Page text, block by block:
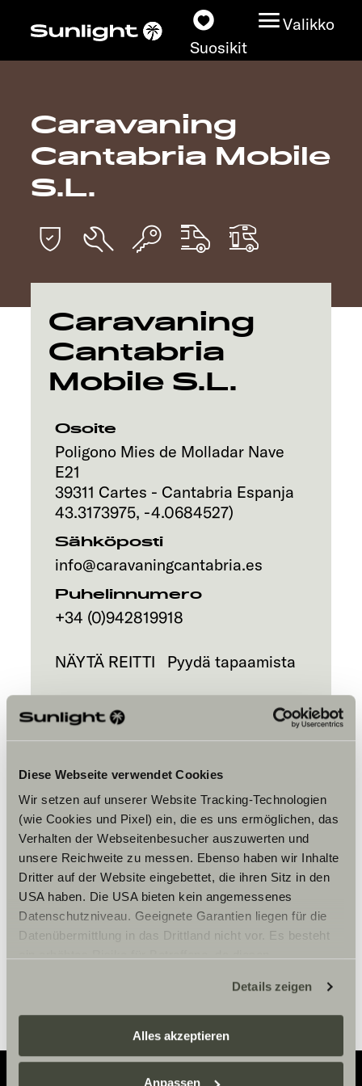
Diese Webseite verwendet Cookies
Wir setzen auf unserer Website Tracking-Technologien
(wie Cookies und Pixel) ein, die es uns ermöglichen, das
Verhalten der Webseitenbesucher auszuwerten und
unsere Reichweite zu messen. Ebenso haben wir Inhalte
Dritter auf der Website eingebettet, die ihren Sitz in den
USA haben. Die USA bieten kein angemessenes
Datenschutzniveau. Geeignete Garantien liegen für die
Datenübermittlung in das Drittland nicht vor. Es besteht
zustehen. Eingesetzte Dienstleister können Daten für
eigene Zwecke verarbeiten und mit anderen Daten
zusammenführen. Weitere Informationen finden Sie hier:
Datenschutzerklärung
Details zeigen
Alles akzeptieren
Anpassen
Suosikit
Valikko
Matkailuautot
Konfiguraattori
Löydä oma Sunlightisi
Tutustu
Lisätietoja
Caravaning
Cantabria Mobile
S.L.
Caravaning
Cantabria
Mobile S.L.
Osoite
Poligono Mies de Molladar Nave
E21
39311 Cartes - Cantabria Espanja
43.3173975, -4.0684527)
Sähköposti
info@caravaningcantabria.es
Puhelinnumero
+34 (0)942819918
NÄYTÄ REITTI Pyydä tapaamista
Please accept marketing-
cookies to use this function.
Cookie Settings